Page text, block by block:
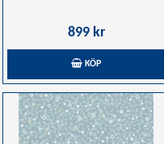
899 kr
KÖP